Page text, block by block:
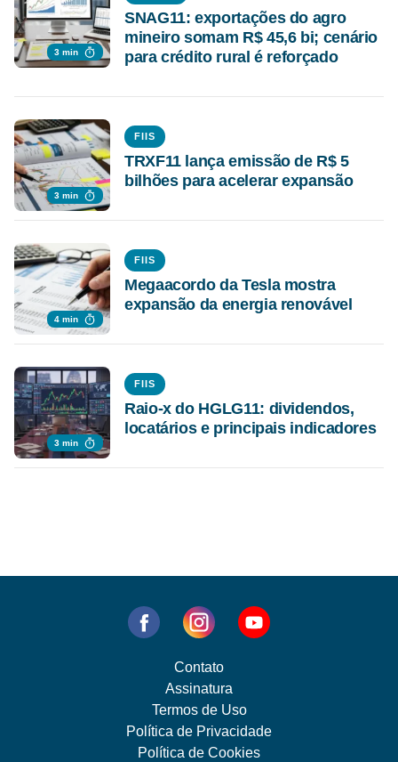
3 min
SNAG11: exportações do agro
mineiro somam R$ 45,6 bi; cenário
para crédito rural é reforçado
3 min
FIIS
TRXF11 lança emissão de R$ 5
bilhões para acelerar expansão
4 min
FIIS
Megaacordo da Tesla mostra
expansão da energia renovável
3 min
FIIS
Raio-x do HGLG11: dividendos,
locatários e principais indicadores
Contato
Assinatura
Termos de Uso
Política de Privacidade
Política de Cookies